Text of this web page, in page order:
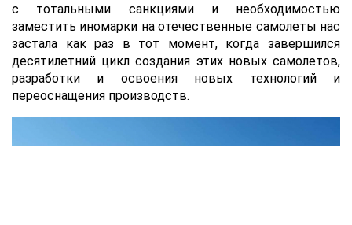
с тотальными санкциями и необходимостью
заместить иномарки на отечественные самолеты нас
застала как раз в тот момент, когда завершился
десятилетний цикл создания этих новых самолетов,
разработки и освоения новых технологий и
переоснащения производств.